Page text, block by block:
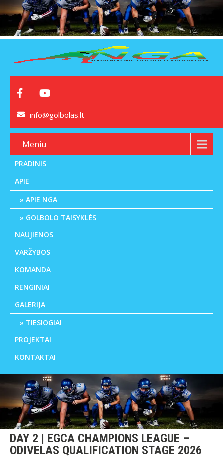
info@golbolas.lt
Meniu
PRADINIS
APIE
APIE NGA
GOLBOLO TAISYKLĖS
NAUJIENOS
VARŽYBOS
KOMANDA
RENGINIAI
GALERIJA
TIESIOGIAI
PROJEKTAI
KONTAKTAI
DAY 2 | EGCA CHAMPIONS LEAGUE –
ODIVELAS QUALIFICATION STAGE 2026